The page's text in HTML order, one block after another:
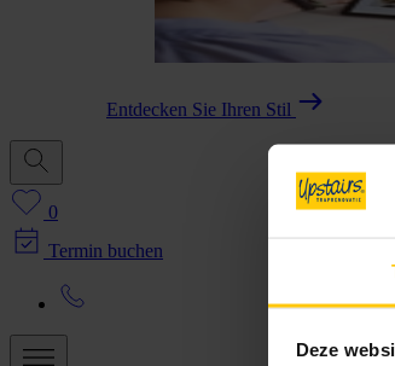
Deze
Entdecken Sie Ihren Stil
0
Termin buchen